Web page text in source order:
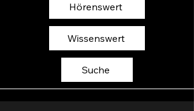
Hörenswert
Wissenswert
Suche